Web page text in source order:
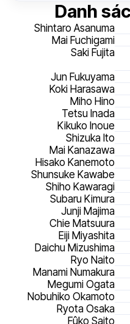
Danh
Shintaro Asanuma
Mai Fuchigami
Saki Fujita
Jun Fukuyama
Koki Harasawa
Miho Hino
Tetsu Inada
Kikuko Inoue
Shizuka Ito
Mai Kanazawa
Hisako Kanemoto
Shunsuke Kawabe
Shiho Kawaragi
Subaru Kimura
Junji Majima
Chie Matsuura
Eiji Miyashita
Daichu Mizushima
Ryo Naito
Manami Numakura
Megumi Ogata
Nobuhiko Okamoto
Ryota Osaka
Fûko Saito